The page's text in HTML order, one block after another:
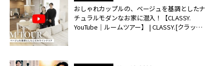
おしゃれカップルの、ベージュを基調としたナ
チュラルモダンなお家に潜入！【CLASSY.
YouTube｜ルームツアー】 | CLASSY.[クラッシ